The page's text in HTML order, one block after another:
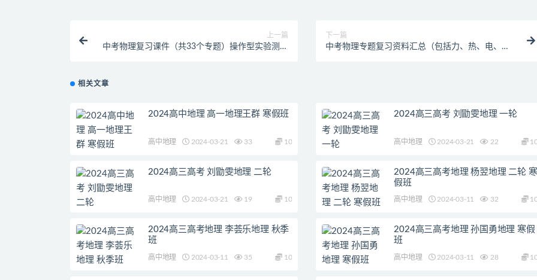
上一篇
中考物理复习课件（共33个专题）操作型实验测量
下一篇
中考物理专题复习资料汇总（包括力、热、电、
相关文章
2024高中地理 高一地理王群 寒假班
高中地理 2024-03-21 33 10
2024高三高考 刘勖雯地理 一轮
高中地理 2024-03-21 22
2024高三高考 刘勖雯地理 二轮
高中地理 2024-03-21 19 10
2024高三高考地理 杨翌地理 二轮 寒
假班
高中地理 2024-03-11 32
2024高三高考地理 李荟乐地理 秋季
班
高中地理 2024-03-11 35 10
2024高三高考地理 孙国勇地理 寒假
班
高中地理 2024-03-11 28